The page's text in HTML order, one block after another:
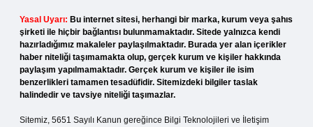
Yasal Uyarı: Bu internet sitesi, herhangi bir marka, kurum veya şahıs
şirketi ile hiçbir bağlantısı bulunmamaktadır. Sitede yalnızca kendi
hazırladığımız makaleler paylaşılmaktadır. Burada yer alan içerikler
haber niteliği taşımamakta olup, gerçek kurum ve kişiler hakkında
paylaşım yapılmamaktadır. Gerçek kurum ve kişiler ile isim
benzerlikleri tamamen tesadüfidir. Sitemizdeki bilgiler taslak
halindedir ve tavsiye niteliği taşımazlar.
Sitemiz, 5651 Sayılı Kanun gereğince Bilgi Teknolojileri ve İletişim